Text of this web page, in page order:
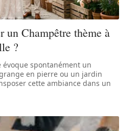
un Champêtre thème à
?
évoque spontanément un
en pierre ou un jardin
cette ambiance dans un